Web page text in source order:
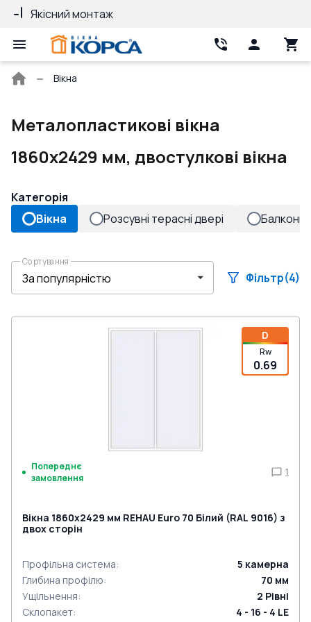
Якісний монтаж
Головна
Вікна
Металопластикові вікна
1860x2429 мм, двостулкові вікна
Категорія
Вікна
Розсувні терасні двері Балконні
Сортування
Фільтр(4)
D
Rw
0.69
Попереднє
замовлення
1
Вікна 1860x2429 мм REHAU Euro 70 Білий (RAL 9016) з
двох сторін
Профільна система: 5 камерна
Глибина профілю: 70 мм
Ущільнення: 2 Рівні
Склопакет:
4 - 16 - 4 LE